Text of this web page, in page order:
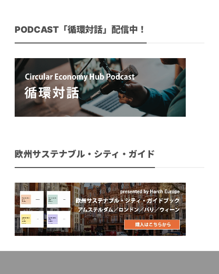
PODCAST「循環対話」配信中！
欧州サステナブル・シティ・ガイド